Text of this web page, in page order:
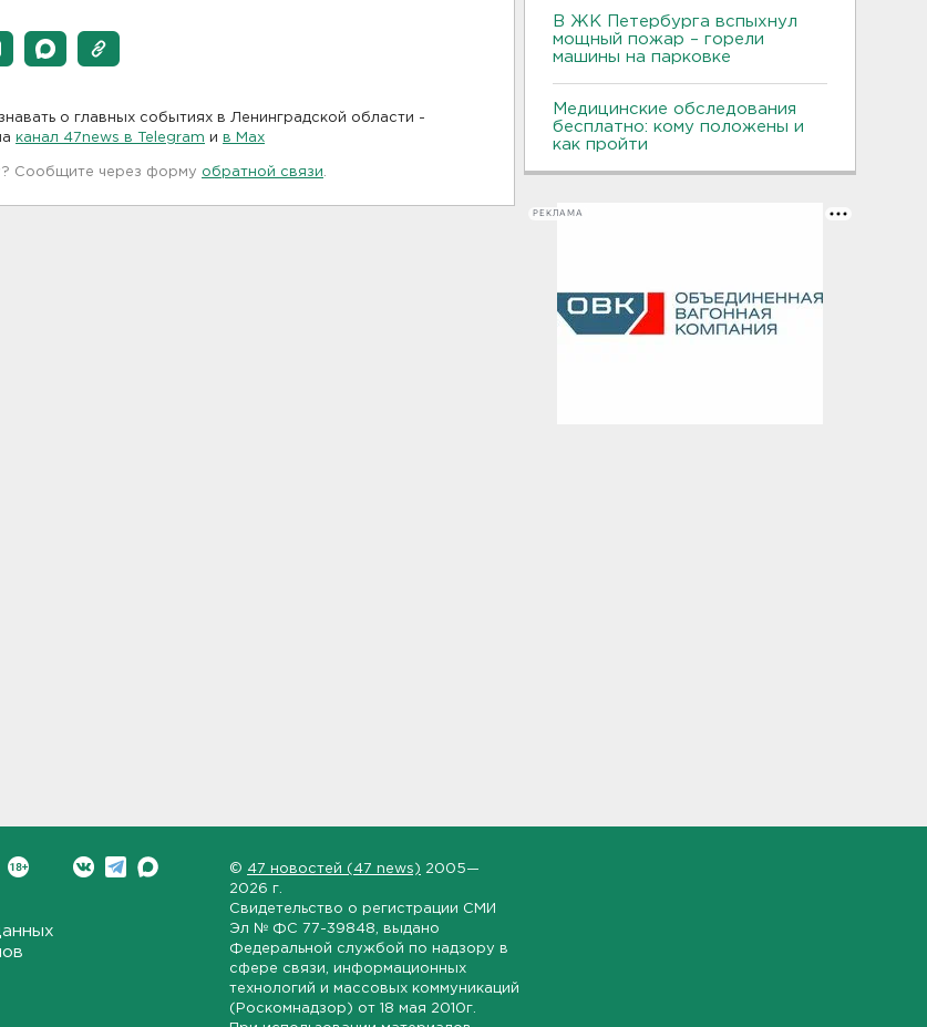
о главных событиях в Ленинградской области -
канал 47news в Telegram и в Maх
Сообщите через форму обратной связи
В ЖК Петербурга вспыхнул
мощный пожар – горели
машины на парковке
Медицинские обследования
бесплатно: кому положены и
как пройти
РЕКЛАМА
© 47 новостей (47 news) 2005—
2026 г.
Свидетельство о регистрации СМИ
Эл № ФС 77-39848 , выдано
Федеральной службой по надзору в
сфере связи, информационных
технологий и массовых коммуникаций
(Роскомнадзор) от 18 мая 2010г.